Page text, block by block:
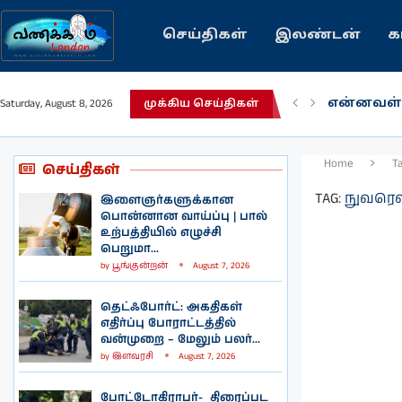
செய்திகள் இலண்டன்
Saturday, August 8, 2026 முக்கிய செய்திகள்
என்னவள்!
செய்திகள்
இளைஞர்களுக்கான
பொன்னான வாய்ப்பு | பால்
உற்பத்தியில் எழுச்சி
பெறுமா...
by பூங்குன்றன் August 7, 2026
தெட்ஃபோர்ட்: அகதிகள்
எதிர்ப்பு போராட்டத்தில்
வன்முறை – மேலும் பலர்...
by இளவரசி August 7, 2026
போட்டோகிராபர்- ‌ திரைப்பட
Home
TAG: